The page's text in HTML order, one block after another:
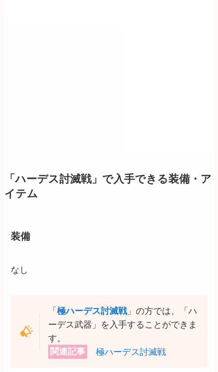
「ハーデス討滅戦」で入手できる装備・ア
イテム
装備
なし
「 極ハーデス討滅戦」の方では、「ハ
ーデス武器」を入手することができま
す。
関連記事
極ハーデス討滅戦